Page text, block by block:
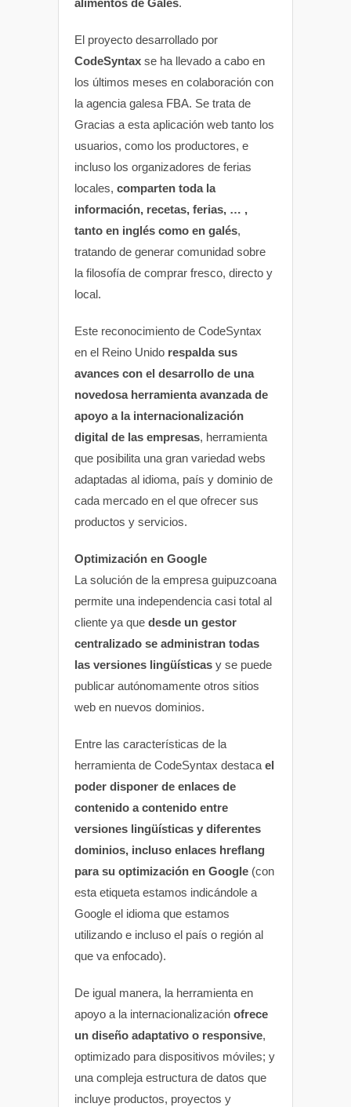
alimentos de Gales.
El proyecto desarrollado por
CodeSyntax se ha llevado a cabo en
los últimos meses en colaboración con
la agencia galesa FBA. Se trata de
Gracias a esta aplicación web tanto los
usuarios, como los productores, e
incluso los organizadores de ferias
locales, comparten toda la
información, recetas, ferias, … ,
tanto en inglés como en galés,
tratando de generar comunidad sobre
la filosofía de comprar fresco, directo y
local.
Este reconocimiento de CodeSyntax
en el Reino Unido respalda sus
avances con el desarrollo de una
novedosa herramienta avanzada de
apoyo a la internacionalización
digital de las empresas, herramienta
que posibilita una gran variedad webs
adaptadas al idioma, país y dominio de
cada mercado en el que ofrecer sus
productos y servicios.
Optimización en Google
La solución de la empresa guipuzcoana
permite una independencia casi total al
cliente ya que desde un gestor
centralizado se administran todas
las versiones lingüísticas y se puede
publicar autónomamente otros sitios
web en nuevos dominios.
Entre las características de la
herramienta de CodeSyntax destaca el
poder disponer de enlaces de
contenido a contenido entre
versiones lingüísticas y diferentes
dominios, incluso enlaces hreflang
para su optimización en Google (con
esta etiqueta estamos indicándole a
Google el idioma que estamos
utilizando e incluso el país o región al
que va enfocado).
De igual manera, la herramienta en
apoyo a la internacionalización ofrece
un diseño adaptativo o responsive,
optimizado para dispositivos móviles; y
una compleja estructura de datos que
incluye productos, proyectos y